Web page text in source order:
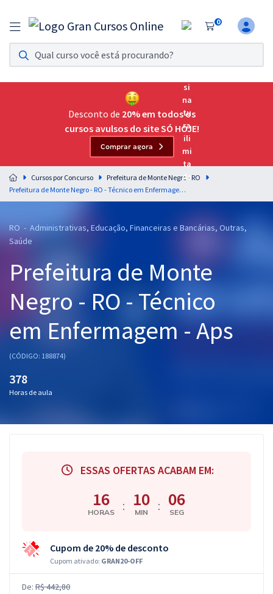
0
Assinatura Ilimitada 11
Acesso a todos os cursos. Teste grátis por 7 dias!
Assinatura OAB Até Passar
Acesso ilimitado a toda preparação para o Exame da
Residências Multiprofissionais
Preparação completa e intensiva para as principais
residências em saúde do Brasil
Assinatura Ilimitada
Graduação
OAB
Conteúdo gratuito
Desconto de 20% em todos os
cursos avulsos do site SÓ HOJE!
Comprar agora
Cursos por Concurso
Prefeitura de Monte Negro - RO
Prefeitura de Monte Negro - RO - Técnico em Enfermagem - Aps
RO - Administrativas, Educação, Financeiras e Bancárias, Outras,
Saúde
Prefeitura de Monte
Negro - RO - Técnico
em Enfermagem - Aps
(CÓDIGO: 188874)
378
Horas de aula
ESSAS OFERTAS ACABAM EM:
16
HORAS : 10
MIN : 05
SEG
Cupom de 20% de desconto
Cupom ativado: GRAN20-OFF
De: R$ 442,80